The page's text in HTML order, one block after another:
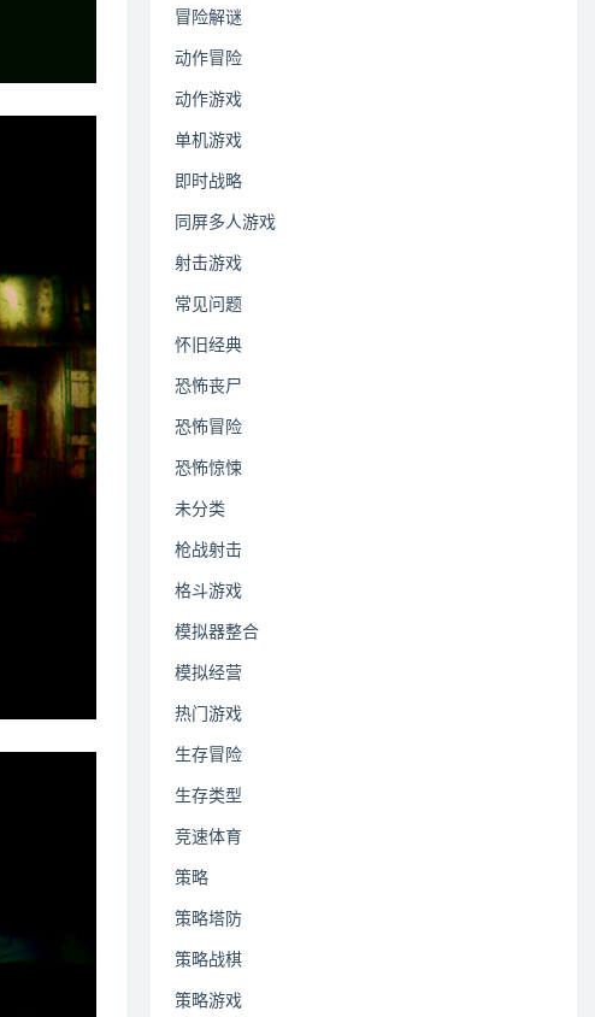
冒险解谜
动作冒险
动作游戏
单机游戏
即时战略
同屏多人游戏
射击游戏
常见问题
怀旧经典
恐怖丧尸
恐怖冒险
恐怖惊悚
未分类
枪战射击
格斗游戏
模拟器整合
模拟经营
热门游戏
生存冒险
生存类型
竞速体育
策略
策略塔防
策略战棋
策略游戏